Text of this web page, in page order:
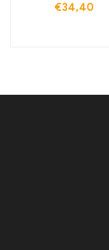
€34,40